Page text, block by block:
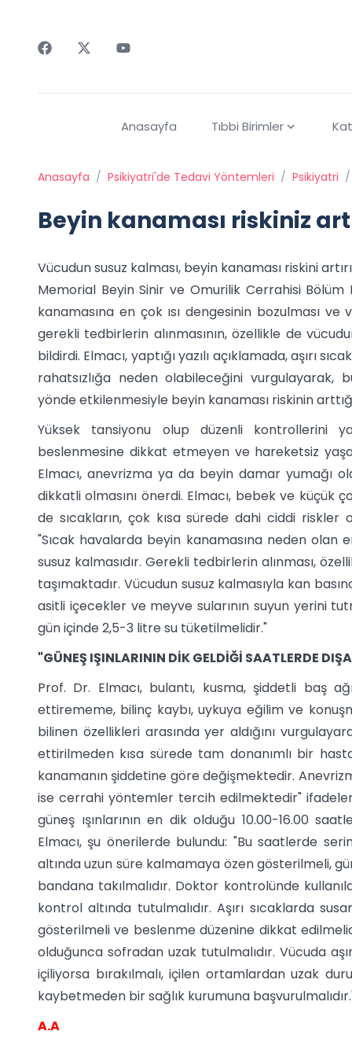
Anasayfa Tıbbi Birimler
Anasayfa / Psikiyatri'de Tedavi Yöntemleri / Psikiyatri /
Beyin kanaması riskiniz
Vücudun susuz kalması, beyin kanaması riskini
Memorial Beyin Sinir ve Omurilik Cerrahisi Bölüm
kanamasına en çok ısı dengesinin bozulması
gerekli tedbirlerin alınmasının, özellikle de
bildirdi. Elmacı, yaptığı yazılı açıklamada, aşırı
rahatsızlığa neden olabileceğini vurgulayarak,
yönde etkilenmesiyle beyin kanaması riskinin
Yüksek tansiyonu olup düzenli kontrollerini
beslenmesine dikkat etmeyen ve hareketsiz
Elmacı, anevrizma ya da beyin damar yumağı
dikkatli olmasını önerdi. Elmacı, bebek ve küçük
de sıcakların, çok kısa sürede dahi ciddi
"Sıcak havalarda beyin kanamasına neden olan
susuz kalmasıdır. Gerekli tedbirlerin alınması,
taşımaktadır. Vücudun susuz kalmasıyla kan
asitli içecekler ve meyve sularının suyun yerini
gün içinde 2,5-3 litre su tüketilmelidir."
"GÜNEŞ IŞINLARININ DİK GELDİĞİ SAATLERDE
Prof. Dr. Elmacı, bulantı, kusma, şiddetli baş
ettirememe, bilinç kaybı, uykuya eğilim ve
bilinen özellikleri arasında yer aldığını
ettirilmeden kısa sürede tam donanımlı bir
kanamanın şiddetine göre değişmektedir.
ise cerrahi yöntemler tercih edilmektedir"
güneş ışınlarının en dik olduğu 10.00-16.00
Elmacı, şu önerilerde bulundu: "Bu saatlerde
altında uzun süre kalmamaya özen gösterilmeli,
bandana takılmalıdır. Doktor kontrolünde
kontrol altında tutulmalıdır. Aşırı sıcaklarda
gösterilmeli ve beslenme düzenine dikkat
olduğunca sofradan uzak tutulmalıdır. Vücuda
içiliyorsa bırakılmalı, içilen ortamlardan uzak
kaybetmeden bir sağlık kurumuna
A.A